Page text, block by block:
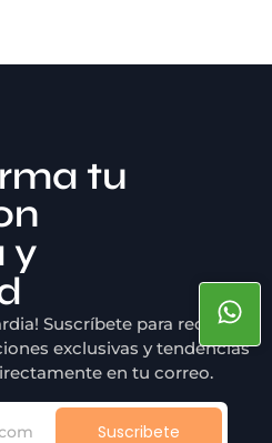
tu
y
Suscríbete para recibir
exclusivas y tendencias
en tu correo.
Suscribete